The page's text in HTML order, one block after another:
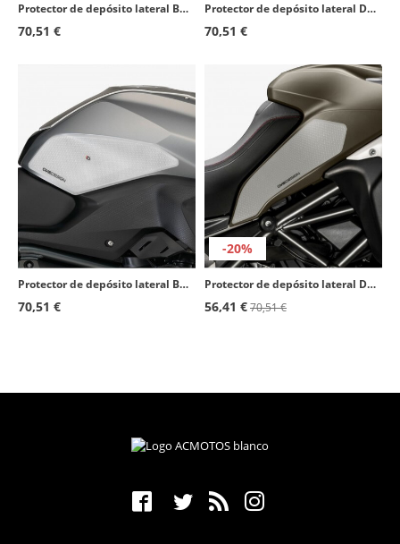
Protector de depósito lateral BMW R1200GS Adventure (14-18), R1250GS Adventure (19-23) color Transparente de Puig 20063W
70,51 €
Protector de depósito lateral Ducati Multistrada 1200 Enduro (16-18), Multistrada 1260 Enduro (19-20) color Negro de Puig 20070N
70,51 €
Protector de depósito lateral BMW R1200RS (15-18) color Transparente de Puig 20064W
70,51 €
-20%
Protector de depósito lateral Ducati Multistrada 1200 Enduro (16-18), Multistrada 1260 Enduro (19-20) color Transparente de Puig
56,41 €70,51 €